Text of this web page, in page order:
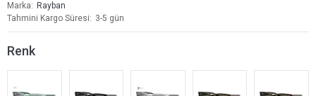
Marka
Rayban
Tahmini Kargo Süresi
3-5 gün
Renk